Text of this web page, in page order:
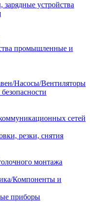
зарядные устройства
промышленные и
Насосы/Вентиляторы
сетей
резки, снятия
монтажа
Компоненты и
приборы